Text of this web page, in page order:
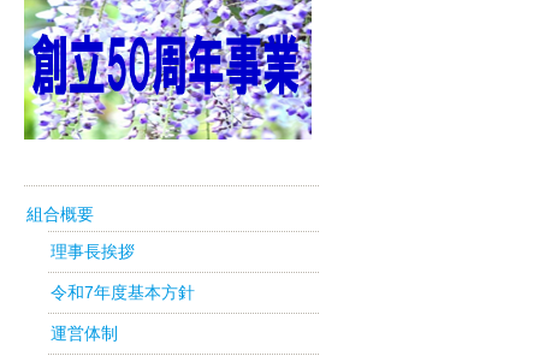
組合概要
理事長挨拶
令和7年度基本方針
運営体制